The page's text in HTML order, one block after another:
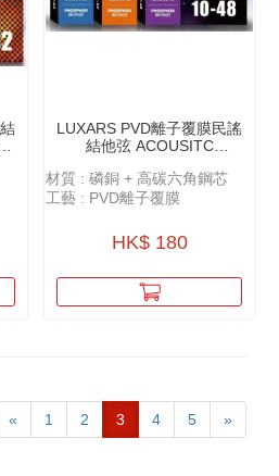
LUXARS PVD離⼦覆膜民謠
結他弦 ACOUSITC
LON COATING - LX6
材質 : 磷銅 + 高碳六角鋼芯
工藝 : PVD離子覆膜
HK$ 180
« 1 2 3 4 5 »